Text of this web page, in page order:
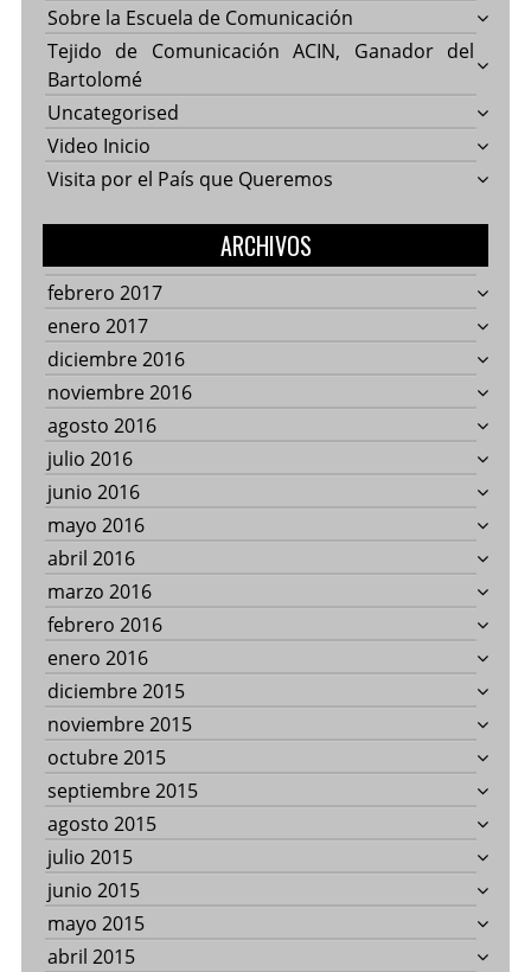
Sobre la Escuela de Comunicación
Tejido de Comunicación ACIN, Ganador del
Bartolomé
Uncategorised
Video Inicio
Visita por el País que Queremos
ARCHIVOS
febrero 2017
enero 2017
diciembre 2016
noviembre 2016
agosto 2016
julio 2016
junio 2016
mayo 2016
abril 2016
marzo 2016
febrero 2016
enero 2016
diciembre 2015
noviembre 2015
octubre 2015
septiembre 2015
agosto 2015
julio 2015
junio 2015
mayo 2015
abril 2015